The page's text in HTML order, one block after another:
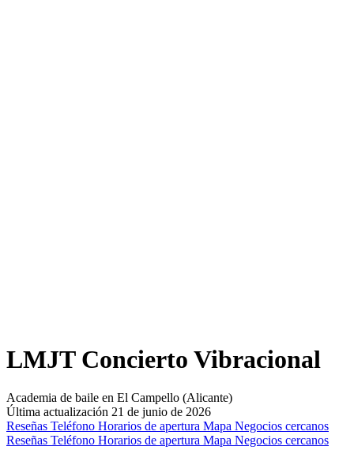
LMJT Concierto Vibracional
Academia de baile en El Campello (Alicante)
Última actualización 21 de junio de 2026
Reseñas Teléfono Horarios de apertura Mapa Negocios cercanos
Reseñas Teléfono Horarios de apertura Mapa Negocios cercanos